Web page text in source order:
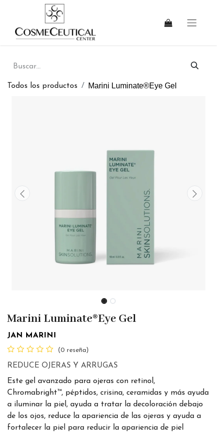
Todos los productos Marini Luminate®Eye Gel
Marini Luminate®Eye Gel
JAN MARINI
(0 reseña)
REDUCE OJERAS Y ARRUGAS
Este gel avanzado para ojeras con retinol,
Chromabright™, péptidos, crisina, ceramidas y más ayuda
a iluminar la piel, ayuda a tratar la decoloración debajo
de los ojos, reduce la apariencia de las ojeras y ayuda a
fortalecer la piel para reducir la apariencia de piel